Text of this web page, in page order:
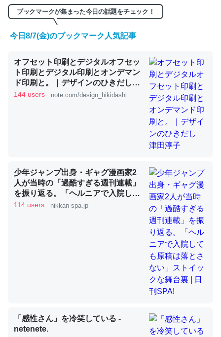
くらい。小説でいう「ずっと前の伏線」は回収されないけ
ど、短期記憶というには多い分量。進化すればするほど分
かりやすく強くなりそう
─GPTの仕組みと限界についての考察（１） - conceptualization
昆虫ってカルシウム少ないのか。知らんかった。調べたら
コオロギのカルシウム分はエビの600分の1程度。
─ニュース :: 【研究発表】昆虫学の大問題＝「昆虫はなぜ海にいな
論文では「淡水はカルシウムも酸素も不足してて両方に不
利だから両方が拮抗してるのでは」とあって面白い。海に
いる鋏角類（カブトガニ・ウミグモ）はカルシウムを使わ
─ニュース :: 【研究発表】昆虫学の大問題＝「昆虫はなぜ海にいな
いのか」に関する新仮説
ブックマークが集まった今日の話題をチェック！
今日8/7(金)のブックマーク人気記事
オフセット印刷とデジタルオフセッ
ト印刷とデジタル印刷とオンデマン
ド印刷と。｜デザインのひきだし
津田淳子
144 users note.com/design_hikidashi
少年ジャンプ出身・ギャグ漫画家2
人が当時の「過酷すぎる週刊連載」
を振り返る。「ヘルニアで入院して
も原稿は落とさない」ストイックな
114 users nikkan-spa.jp
「感性さん」を冷笑している -
netenete.